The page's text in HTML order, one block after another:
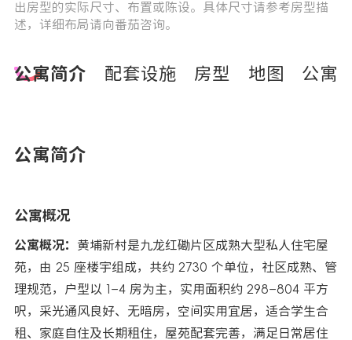
出房型的实际尺寸、布置或陈设。具体尺寸请参考房型描
述，详细布局请向番茄咨询。
公寓简介 配套设施 房型 地图 公寓
公寓简介
公寓概况
公寓概况： 黄埔新村是九龙红磡片区成熟大型私人住宅屋
苑，由 25 座楼宇组成，共约 2730 个单位，社区成熟、管
理规范，户型以 1–4 房为主，实用面积约 298–804 平方
呎，采光通风良好、无暗房，空间实用宜居，适合学生合
租、家庭自住及长期租住，屋苑配套完善，满足日常居住